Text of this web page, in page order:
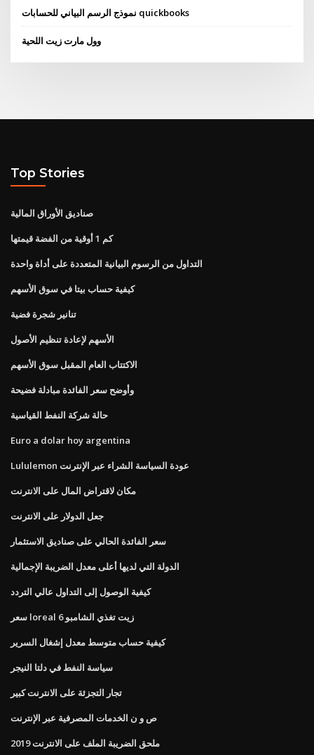
نموذج الرسم البياني للحسابات quickbooks
وول مارت زيت اللحية
Top Stories
صناديق الأوراق المالية
كم 1 أوقية من الفضة قيمتها
التداول من الرسوم البيانية المتعددة على أداة واحدة
كيفية حساب بيتا في سوق الأسهم
تنانير شجرة فضية
الأسهم لإعادة تنظيم الأصول
الاكتتاب العام المقبل سوق الأسهم
وأوضح سعر الفائدة مبادلة فضيحة
حالة شركة النفط القياسية
Euro a dolar hoy argentina
Lululemon عودة السياسة الشراء عبر الإنترنت
مكان لاقتراض المال على الانترنت
جعل الدولار على الانترنت
سعر الفائدة الحالي على صناديق الاستثمار
الدولة التي لديها أعلى معدل الضريبة الإجمالية
كيفية الوصول إلى التداول عالي التردد
سعر loreal 6 زيت تغذي الشامبو
كيفية حساب متوسط ​​معدل إشغال السرير
سياسة النفط في دلتا النيجر
تجار التجزئة على الانترنت كبير
ص و ن الخدمات المصرفية عبر الإنترنت
ملحق الضريبة الملف على الانترنت 2019